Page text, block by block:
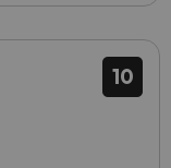
10